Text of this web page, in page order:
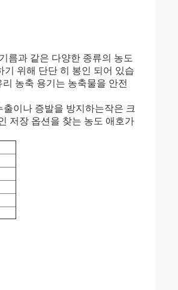
름과 같은 다양한 종류의 농도
위해 단단 히 봉인 되어 있습
농축 용기는 농축물을 안전
이나 증발을 방지하는작은 크
저장 옵션을 찾는 농도 애호가